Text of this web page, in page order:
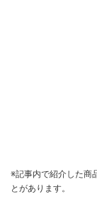
※記事内で紹介した商
とがあります。